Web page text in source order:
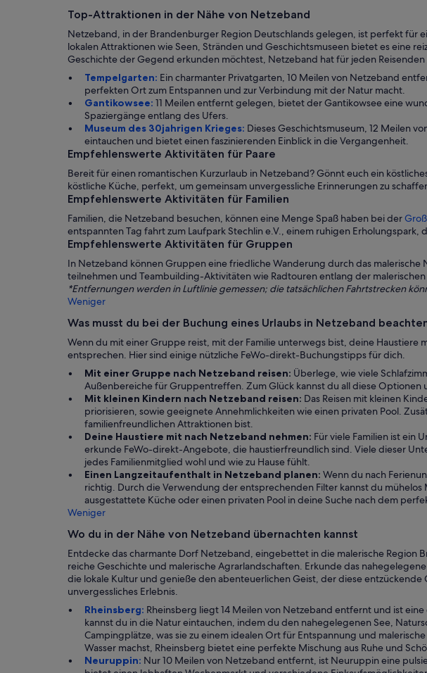
Top-Attraktionen in der Nähe von Netzeband
Netzeband, in der Brandenburger Region Deutschlands gelegen, ist perfekt
lokalen Attraktionen wie Seen, Stränden und Geschichtsmuseen bietet es eine
Geschichte der Gegend erkunden möchtest, Netzeband hat für jeden
Tempelgarten: Ein charmanter Privatgarten, 10 Meilen von Netzeband
perfekten Ort zum Entspannen und zur Verbindung mit der Natur macht.
Gantikowsee: 11 Meilen entfernt gelegen, bietet der Gantikowsee eine
Spaziergänge entlang des Ufers.
Museum des 30jahrigen Krieges: Dieses Geschichtsmuseum, 12 Meilen
eintauchen und bietet einen faszinierenden Einblick in die Vergangenheit.
Empfehlenswerte Aktivitäten für Paare
Bereit für einen romantischen Kurzurlaub in Netzeband? Gönnt euch ein
köstliche Küche, perfekt, um gemeinsam unvergessliche Erinnerungen zu
Empfehlenswerte Aktivitäten für Familien
Familien, die Netzeband besuchen, können eine Menge Spaß haben bei der
entspannten Tag fahrt zum Laufpark Stechlin e.V., einem ruhigen
Empfehlenswerte Aktivitäten für Gruppen
In Netzeband können Gruppen eine friedliche Wanderung durch das
teilnehmen und Teambuilding-Aktivitäten wie Radtouren entlang der
*Entfernungen werden in Luftlinie gemessen; die tatsächlichen Fahrtstrecken
Weniger
Was musst du bei der Buchung eines Urlaubs in Netzeband
Wenn du mit einer Gruppe reist, mit der Familie unterwegs bist, deine
entsprechen. Hier sind einige nützliche FeWo-direkt-Buchungstipps für dich.
Mit einer Gruppe nach Netzeband reisen: Überlege, wie viele
Außenbereiche für Gruppentreffen. Zum Glück kannst du all diese Optionen
Mit kleinen Kindern nach Netzeband reisen: Das Reisen mit kleinen
priorisieren, sowie geeignete Annehmlichkeiten wie einen privaten Pool.
familienfreundlichen Attraktionen bist.
Deine Haustiere mit nach Netzeband nehmen: Für viele Familien ist ein
erkunde FeWo-direkt-Angebote, die haustierfreundlich sind. Viele dieser
jedes Familienmitglied wohl und wie zu Hause fühlt.
Einen Langzeitaufenthalt in Netzeband planen: Wenn du nach
richtig. Durch die Verwendung der entsprechenden Filter kannst du
ausgestattete Küche oder einen privaten Pool in deine Suche nach dem
Weniger
Wo du in der Nähe von Netzeband übernachten kannst
Entdecke das charmante Dorf Netzeband, eingebettet in die malerische
reiche Geschichte und malerische Agrarlandschaften. Erkunde das
die lokale Kultur und genieße den abenteuerlichen Geist, der diese
unvergessliches Erlebnis.
Rheinsberg: Rheinsberg liegt 14 Meilen von Netzeband entfernt und ist
kannst du in die Natur eintauchen, indem du den nahegelegenen See,
Campingplätze, was sie zu einem idealen Ort für Entspannung und
Wasser machst, Rheinsberg bietet eine perfekte Mischung aus Ruhe und
Neuruppin: Nur 10 Meilen von Netzeband entfernt, ist Neuruppin eine